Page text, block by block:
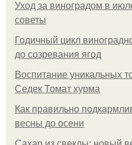
Уход за виноградом в
советы
Годичный цикл
до созревания ягод
Воспитание уникальных
Седек Томат хурма
Как правильно
весны до осени